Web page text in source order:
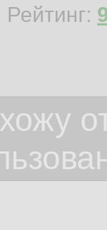
Рейтинг: